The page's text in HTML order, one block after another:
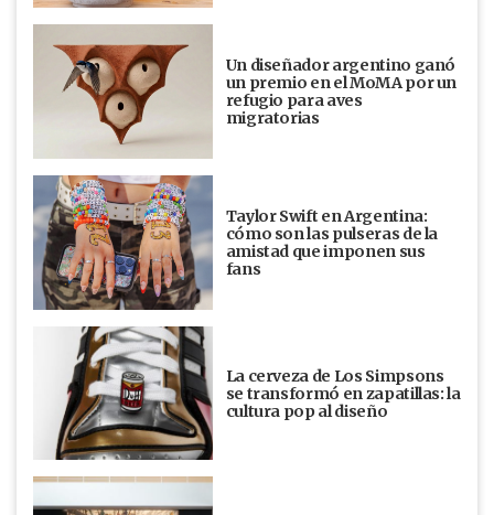
Un diseñador argentino ganó
un premio en el MoMA por un
refugio para aves
migratorias
Taylor Swift en Argentina:
cómo son las pulseras de la
amistad que imponen sus
fans
La cerveza de Los Simpsons
se transformó en zapatillas: la
cultura pop al diseño